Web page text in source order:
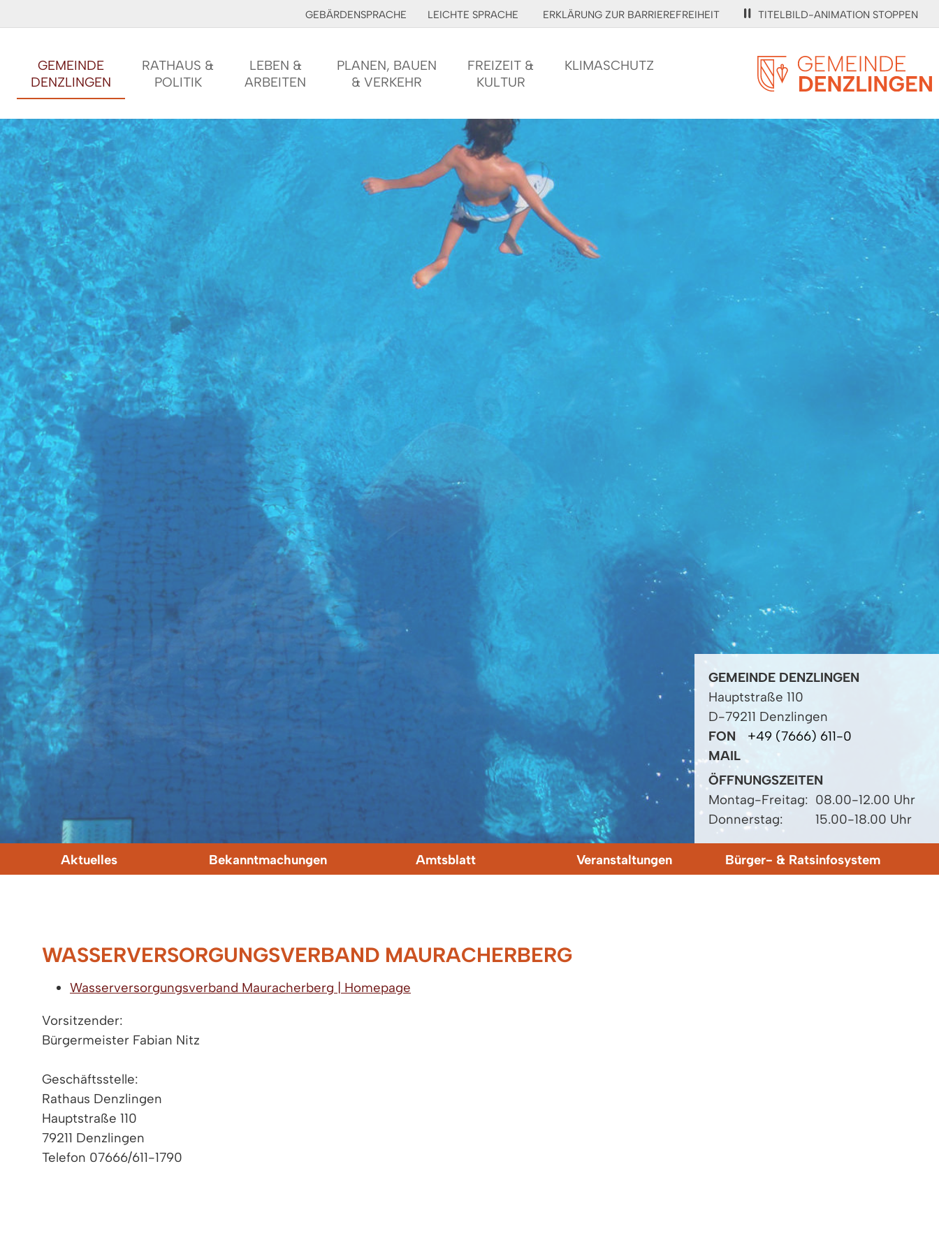
GEBÄRDENSPRACHE LEICHTE SPRACHE ERKLÄRUNG ZUR BARRIEREFREIHEIT TITELBILD-ANIMATION STOPPEN
GEMEINDE
DENZLINGEN
RATHAUS &
POLITIK
LEBEN &
ARBEITEN
PLANEN, BAUEN
& VERKEHR
FREIZEIT &
KULTUR
KLIMASCHUTZ
GEMEINDE DENZLINGEN
Hauptstraße 110
D-79211 Denzlingen
FON
+49 (7666) 611-0
MAIL
ÖFFNUNGSZEITEN
Montag-Freitag: 08.00-12.00 Uhr
Donnerstag:
15.00-18.00 Uhr
Aktuelles Bekanntmachungen Amtsblatt Veranstaltungen Bürger- & Ratsinfosystem
WASSERVERSORGUNGSVERBAND MAURACHERBERG
Wasserversorgungsverband Mauracherberg | Homepage
Vorsitzender:
Bürgermeister Fabian Nitz
Geschäftsstelle:
Rathaus Denzlingen
Hauptstraße 110
79211 Denzlingen
Telefon 07666/611-1790